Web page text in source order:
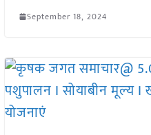
September 18, 2024